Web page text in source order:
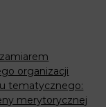
organizacji
tematycznego:
merytorycznej